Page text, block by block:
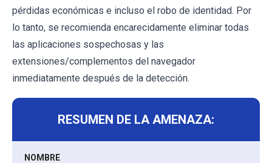
pérdidas económicas e incluso el robo de identidad. Por
lo tanto, se recomienda encarecidamente eliminar todas
las aplicaciones sospechosas y las
extensiones/complementos del navegador
inmediatamente después de la detección.
RESUMEN DE LA AMENAZA:
NOMBRE